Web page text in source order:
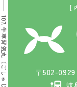
[
〒502-
岐